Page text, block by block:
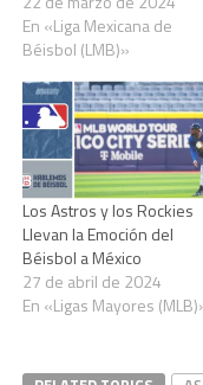
En «Liga Mexicana de
Béisbol (LMB)»
Los Astros y los Rockies
Llevan la Emoción del
Béisbol a México
27 de abril de 2024
En «Ligas Mayores